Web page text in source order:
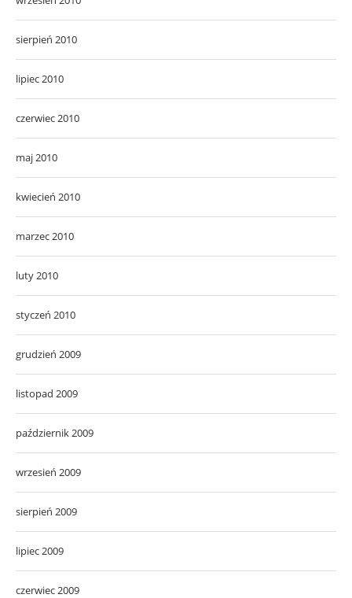
sierpień 2010
lipiec 2010
czerwiec 2010
maj 2010
kwiecień 2010
marzec 2010
luty 2010
styczeń 2010
grudzień 2009
listopad 2009
październik 2009
wrzesień 2009
sierpień 2009
lipiec 2009
czerwiec 2009